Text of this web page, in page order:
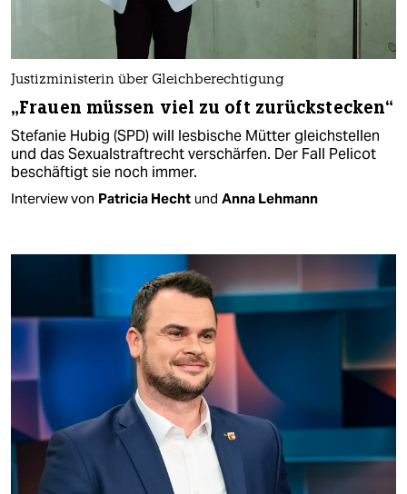
Justizministerin über Gleichberechtigung
„Frauen müssen viel zu oft zurückstecken“
Stefanie Hubig (SPD) will lesbische Mütter gleichstellen
und das Sexualstraftrecht verschärfen. Der Fall Pelicot
beschäftigt sie noch immer.
Interview von Patricia Hecht und Anna Lehmann